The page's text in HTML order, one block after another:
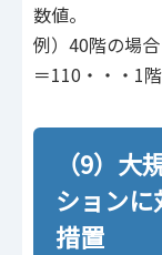
数値。
例）40階の場
＝110・・・1
（9）
ション
措置